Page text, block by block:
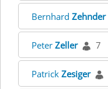
Bernhard Zehnder
Peter Zeller 7
Patrick Zesiger